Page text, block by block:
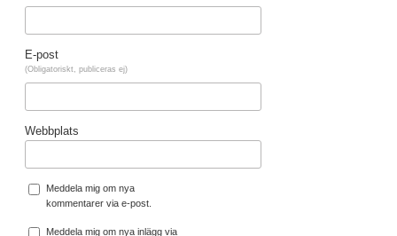
E-post
(Obligatoriskt, publiceras ej)
Webbplats
Meddela mig om nya
kommentarer via e-post.
Meddela mig om nya inlägg via